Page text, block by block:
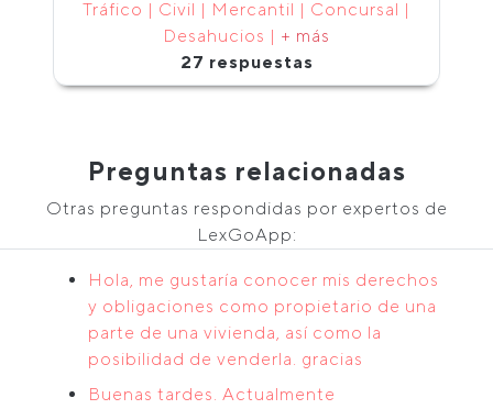
Tráfico | Civil | Mercantil | Concursal |
Desahucios | + más
27 respuestas
Preguntas relacionadas
Otras preguntas respondidas por expertos de
LexGoApp:
Hola, me gustaría conocer mis derechos
y obligaciones como propietario de una
parte de una vivienda, así como la
posibilidad de venderla. gracias
Buenas tardes. Actualmente